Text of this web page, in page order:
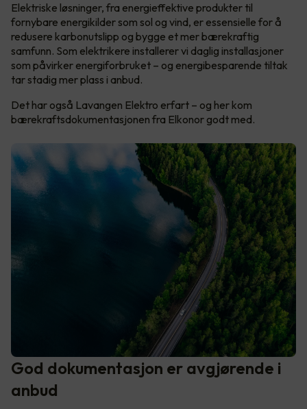
Elektriske løsninger, fra energieffektive produkter til
fornybare energikilder som sol og vind, er essensielle for å
redusere karbonutslipp og bygge et mer bærekraftig
samfunn. Som elektrikere installerer vi daglig installasjoner
som påvirker energiforbruket – og energibesparende tiltak
tar stadig mer plass i anbud.
Det har også Lavangen Elektro erfart – og her kom
bærekraftsdokumentasjonen fra Elkonor godt med.
God dokumentasjon er avgjørende i
anbud